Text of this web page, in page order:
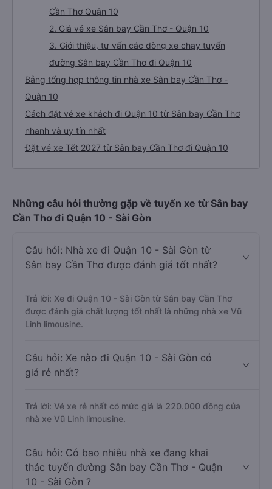
Cần Thơ Quận 10
2. Giá vé xe Sân bay Cần Thơ - Quận 10
3. Giới thiệu, tư vấn các dòng xe chạy tuyến
đường Sân bay Cần Thơ đi Quận 10
Bảng tổng hợp thông tin nhà xe Sân bay Cần Thơ -
Quận 10
Cách đặt vé xe khách đi Quận 10 từ Sân bay Cần Thơ
nhanh và uy tín nhất
Đặt vé xe Tết 2027 từ Sân bay Cần Thơ đi Quận 10
Những câu hỏi thường gặp về tuyến xe từ Sân bay
Cần Thơ đi Quận 10 - Sài Gòn
Câu hỏi: Nhà xe đi Quận 10 - Sài Gòn từ
Sân bay Cần Thơ được đánh giá tốt nhất?
Trả lời: Xe đi Quận 10 - Sài Gòn từ Sân bay Cần Thơ
được đánh giá chất lượng tốt nhất là những nhà xe Vũ
Linh limousine.
Câu hỏi: Xe nào đi Quận 10 - Sài Gòn có
giá rẻ nhất?
Trả lời: Vé xe rẻ nhất có mức giá là 220.000 đồng của
nhà xe Vũ Linh limousine.
Câu hỏi: Có bao nhiêu nhà xe đang khai
thác tuyến đường Sân bay Cần Thơ - Quận
10 - Sài Gòn ?